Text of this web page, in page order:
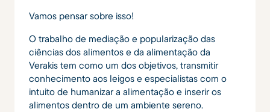
Vamos pensar sobre isso!
O trabalho de mediação e popularização das
ciências dos alimentos e da alimentação da
Verakis tem como um dos objetivos, transmitir
conhecimento aos leigos e especialistas com o
intuito de humanizar a alimentação e inserir os
alimentos dentro de um ambiente sereno.